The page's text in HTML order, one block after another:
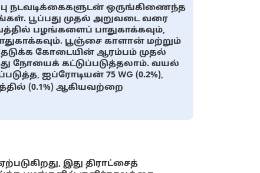
நடவடிக்கைகளுடன் ஒருங்கிணைந்த
பூப்பது முதல் அறுவடை வரை
பழங்களைப் பாதுகாக்கவும்,
பூஞ்சை காளான் மற்றும்
கோடையின் ஆரம்பம் முதல்
நோயைக் கட்டுப்படுத்தலாம். வயல்
ஐப்ரோடியன் 75 WG (0.2%),
(0.1%) ஆகியவற்றை
இது திராட்சைத்